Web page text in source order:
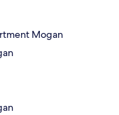
Mogan